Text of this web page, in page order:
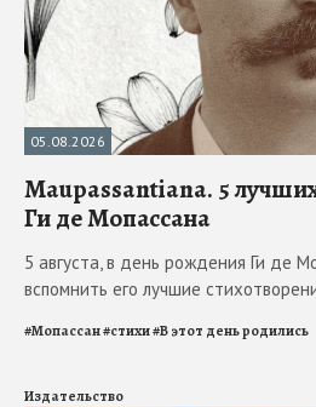
05.08.2026
Maupassantiana. 5
Ги де Мопассана
5 августа, в день рождения Ги де
вспомнить его лучшие
#Мопассан#стихи#В этот день родились
Издательство